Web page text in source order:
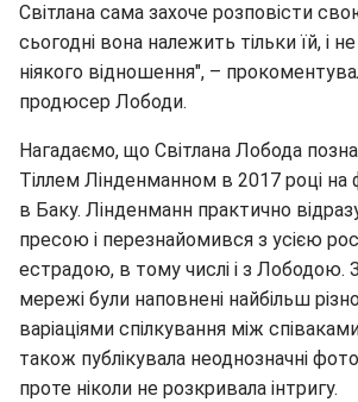
Світлана сама захоче розповісти
сьогодні вона належить тільки їй, і
ніякого відношення", –
продюсер Лободи.
Нагадаємо, що Світлана Лобода
Тіллем Лінденманном в 2017 році на
в Баку. Лінденманн практично
пресою і перезнайомився з усією
естрадою, в тому числі і з Лободою.
мережі були наповнені найбільш
варіаціями спілкування між
також публікувала неоднозначні
проте ніколи не розкривала інтригу.